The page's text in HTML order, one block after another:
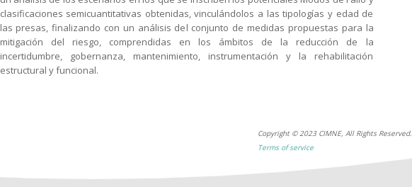
clasificaciones semicuantitativas obtenidas, vinculándolos a las tipologías y edad de
las presas, finalizando con un análisis del conjunto de medidas propuestas para la
mitigación del riesgo, comprendidas en los ámbitos de la reducción de la
incertidumbre, gobernanza, mantenimiento, instrumentación y la rehabilitación
estructural y funcional.
Copyright © 2023 CIMNE, All Rights Reserved.
Terms of service